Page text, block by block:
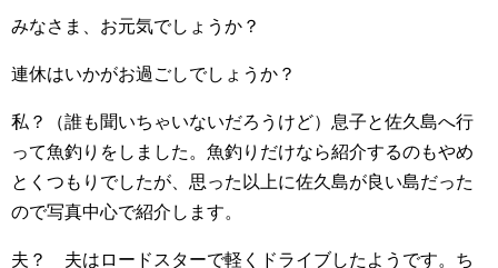
みなさま、お元気でしょうか？
連休はいかがお過ごしでしょうか？
私？（誰も聞いちゃいないだろうけど）息子と佐久島へ行
って魚釣りをしました。魚釣りだけなら紹介するのもやめ
とくつもりでしたが、思った以上に佐久島が良い島だった
ので写真中心で紹介します。
夫？ 夫はロードスターで軽くドライブしたようです。ち